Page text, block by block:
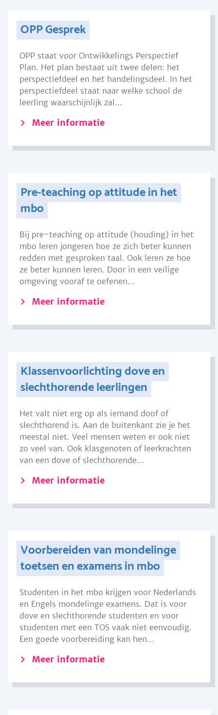
OPP Gesprek
OPP staat voor Ontwikkelings Perspectief
Plan. Het plan bestaat uit twee delen: het
perspectiefdeel en het handelingsdeel. In het
perspectiefdeel staat naar welke school de
leerling waarschijnlijk zal...
Meer informatie
Pre-teaching op attitude in het
mbo
Bij pre-teaching op attitude (houding) in het
mbo leren jongeren hoe ze zich beter kunnen
redden met gesproken taal. Ook leren ze hoe
ze beter kunnen leren. Door in een veilige
omgeving vooraf te oefenen...
Meer informatie
Klassenvoorlichting dove en
slechthorende leerlingen
Het valt niet erg op als iemand doof of
slechthorend is. Aan de buitenkant zie je het
meestal niet. Veel mensen weten er ook niet
zo veel van. Ook klasgenoten of leerkrachten
van een dove of slechthorende...
Meer informatie
Voorbereiden van mondelinge
toetsen en examens in mbo
Studenten in het mbo krijgen voor Nederlands
en Engels mondelinge examens. Dat is voor
dove en slechthorende studenten en voor
studenten met een TOS vaak niet eenvoudig.
Een goede voorbereiding kan hen...
Meer informatie